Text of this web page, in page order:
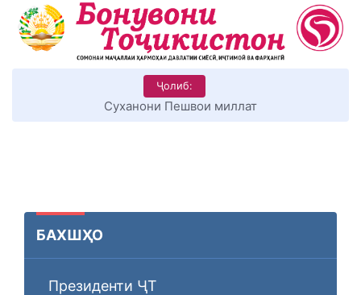
Ҷолиб:
Суханони Пешвои миллат
БАХШҲО
Президенти ҶТ